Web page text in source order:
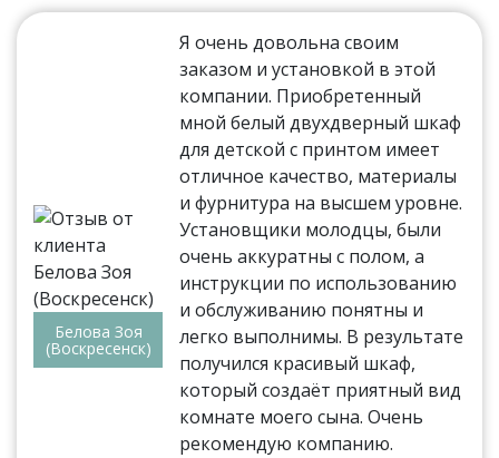
Белова Зоя
(Воскресенск)
Я очень довольна своим
заказом и установкой в этой
компании. Приобретенный
мной белый двухдверный шкаф
для детской с принтом имеет
отличное качество, материалы
и фурнитура на высшем уровне.
Установщики молодцы, были
очень аккуратны с полом, а
инструкции по использованию
и обслуживанию понятны и
легко выполнимы. В результате
получился красивый шкаф,
который создаёт приятный вид
комнате моего сына. Очень
рекомендую компанию.